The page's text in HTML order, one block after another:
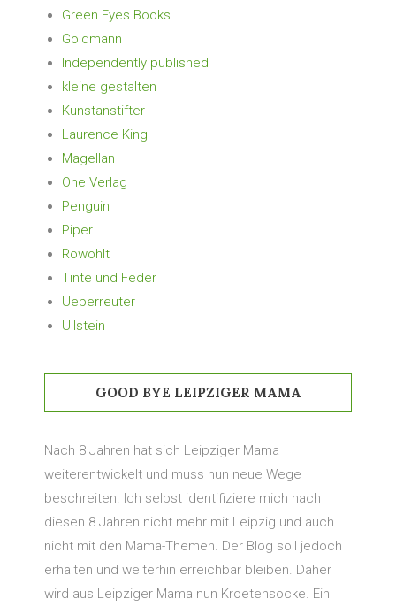
Green Eyes Books
Goldmann
Independently published
kleine gestalten
Kunstanstifter
Laurence King
Magellan
One Verlag
Penguin
Piper
Rowohlt
Tinte und Feder
Ueberreuter
Ullstein
GOOD BYE LEIPZIGER MAMA
Nach 8 Jahren hat sich Leipziger Mama
weiterentwickelt und muss nun neue Wege
beschreiten. Ich selbst identifiziere mich nach
diesen 8 Jahren nicht mehr mit Leipzig und auch
nicht mit den Mama-Themen. Der Blog soll jedoch
erhalten und weiterhin erreichbar bleiben. Daher
wird aus Leipziger Mama nun Kroetensocke. Ein